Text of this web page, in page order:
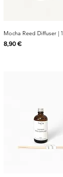
Mocha Reed Diffuser |
Cijena
8,90 €